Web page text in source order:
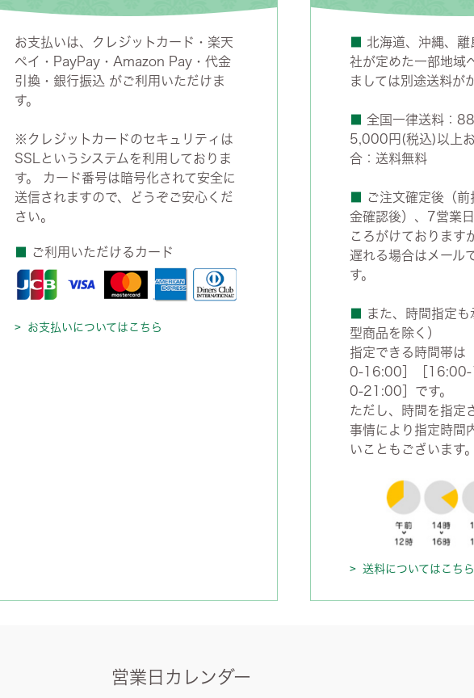
お支払いは、クレジットカード・楽天
ペイ・PayPay・Amazon Pay・代金
引換・銀行振込 がご利用いただけま
す。
※クレジットカードのセキュリティは
SSLというシステムを利用しておりま
す。 カード番号は暗号化されて安全に
送信されますので、どうぞご安心くだ
さい。
ご利用いただけるカード
お支払いについてはこちら
北海道、沖縄、
社が定めた一部地域
ましては別途送料が
全国一律送料：
5,000円(税込)以上
合：送料無料
ご注文確定後（
金確認後）、7営業
ころがけております
遅れる場合はメール
す。
また、時間指定
型商品を除く）
指定できる時間帯は
0-16:00］［
0-21:00］です。
ただし、時間を指定
事情により指定時間
いこともございます。
送料についてはこちら
営業日カレンダー